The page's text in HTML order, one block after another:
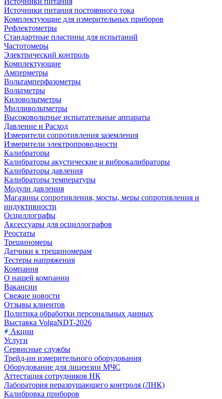
Источники питания постоянного тока
Комплектующие для измерительных приборов
Рефлектометры
Стандартные пластины для испытаний
Частотомеры
Электрический контроль
Комплектующие
Амперметры
Вольтамперфазометры
Вольтметры
Киловольтметры
Милливольтметры
Высоковольтные испытательные аппараты
Давление и Расход
Измерители сопротивления заземления
Измерители электропроводности
Калибраторы
Калибраторы акустические и виброкалибраторы
Калибраторы давления
Калибраторы температуры
Модули давления
Магазины сопротивления, мосты, меры сопротивления и
индуктивности
Осциллографы
Аксессуары для осциллографов
Реостаты
Трещиномеры
Датчики к трещиномерам
Тестеры напряжения
Компания
О нашей компании
Вакансии
Свежие новости
Отзывы клиентов
Политика обработки персональных данных
Выставка VolgaNDT-2026
Акции
Услуги
Сервисные службы
Трейд-ин измерительного оборудования
Оборудование для лицензии МЧС
Аттестация сотрудников НК
Лаборатория неразрушающего контроля (ЛНК)
Калибровка приборов